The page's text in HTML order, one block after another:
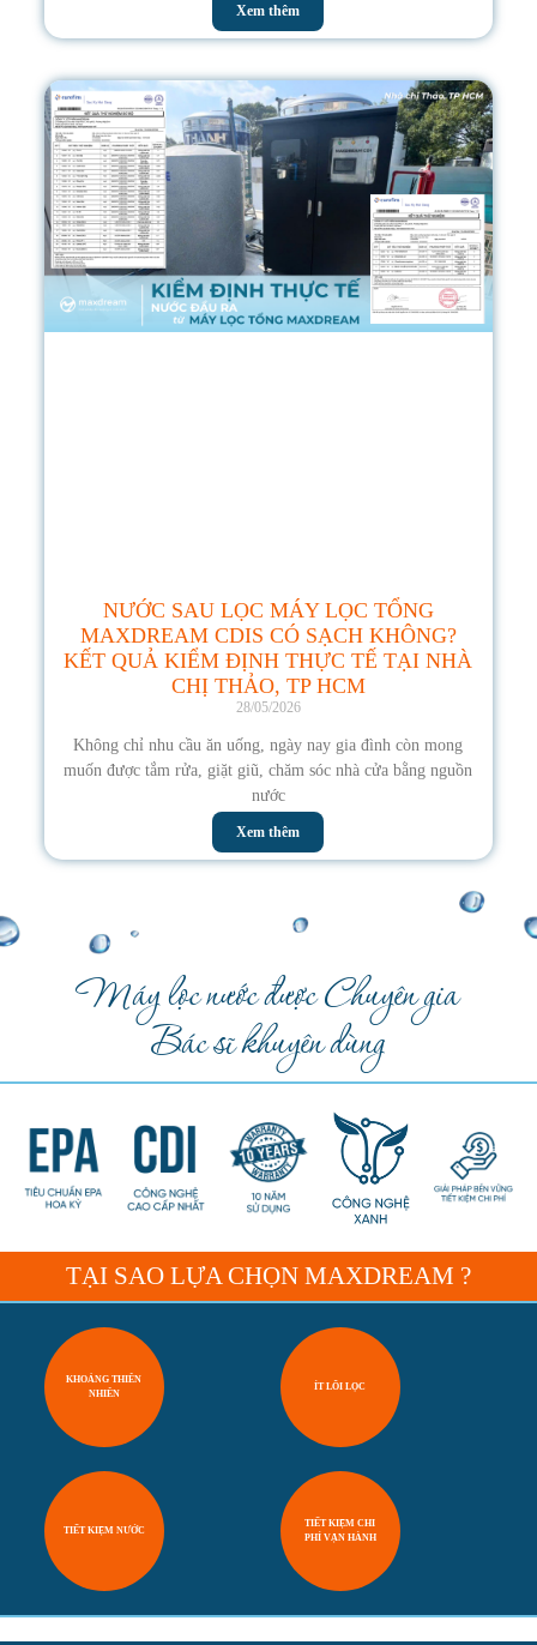
Xem thêm
NƯỚC SAU LỌC MÁY LỌC TỔNG
MAXDREAM CDIS CÓ SẠCH KHÔNG?
KẾT QUẢ KIỂM ĐỊNH THỰC TẾ TẠI NHÀ
CHỊ THẢO, TP HCM
28/05/2026
Không chỉ nhu cầu ăn uống, ngày nay gia đình còn mong
muốn được tắm rửa, giặt giũ, chăm sóc nhà cửa bằng nguồn
nước
Xem thêm
Máy lọc nước được Chuyên gia
Bác sĩ khuyên dùng
TẠI SAO LỰA CHỌN MAXDREAM ?
KHOÁNG THIÊN
NHIÊN
ÍT LÕI LỌC
TIẾT KIỆM NƯỚC
TIẾT KIỆM CHI
PHÍ VẬN HÀNH